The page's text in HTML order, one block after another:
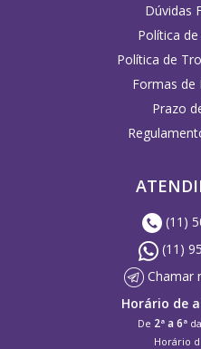
Dúvidas
Política
Política de
Formas de
Prazo
(11)
(11)
Chamar
Horário de
De 2ª a 6ª
Horário